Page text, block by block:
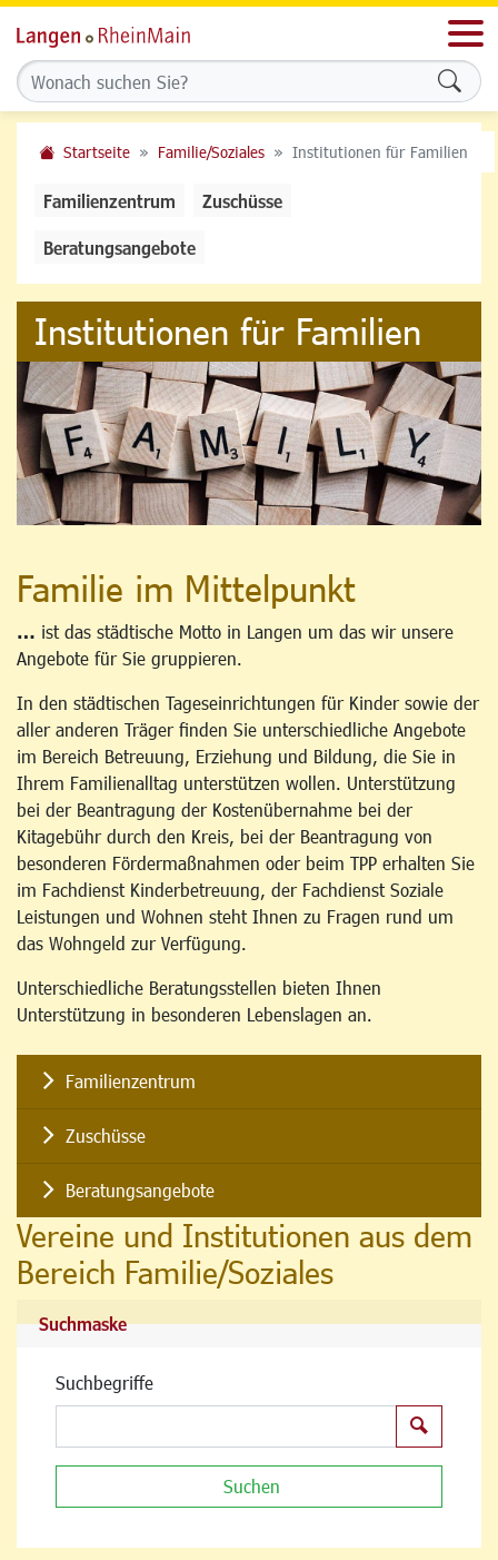
Startseite Familie/Soziales Institutionen für Familien
Familienzentrum Zuschüsse
Beratungsangebote
Institutionen für Familien
Familie im Mittelpunkt
… ist das städtische Motto in Langen um das wir unsere
Angebote für Sie gruppieren.
In den städtischen Tageseinrichtungen für Kinder sowie der
aller anderen Träger finden Sie unterschiedliche Angebote
im Bereich Betreuung, Erziehung und Bildung, die Sie in
Ihrem Familienalltag unterstützen wollen. Unterstützung
bei der Beantragung der Kostenübernahme bei der
Kitagebühr durch den Kreis, bei der Beantragung von
besonderen Fördermaßnahmen oder beim TPP erhalten Sie
im Fachdienst Kinderbetreuung, der Fachdienst Soziale
Leistungen und Wohnen steht Ihnen zu Fragen rund um
das Wohngeld zur Verfügung.
Unterschiedliche Beratungsstellen bieten Ihnen
Unterstützung in besonderen Lebenslagen an.
Familienzentrum
Zuschüsse
Beratungsangebote
Vereine und Institutionen aus dem
Bereich Familie/Soziales
Suchmaske
Suchbegriffe
Suchen